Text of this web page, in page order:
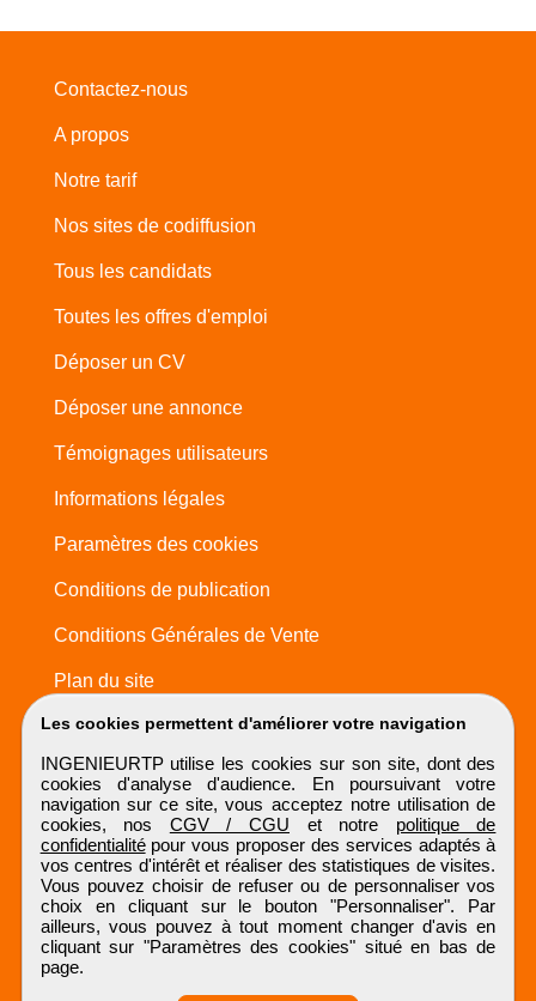
Les cookies permettent d'améliorer votre navigation
INGENIEURTP utilise les cookies sur son site, dont des
cookies d'analyse d'audience. En poursuivant votre
navigation sur ce site, vous acceptez notre utilisation de
cookies, nos CGV / CGU et notre politique de
confidentialitépour vous proposer des services adaptés à
vos centres d'intérêt et réaliser des statistiques de visites.
Vous pouvez choisir de refuser ou de personnaliser vos
choix en cliquant sur le bouton "Personnaliser". Par
ailleurs, vous pouvez à tout moment changer d'avis en
cliquant sur "Paramètres des cookies" situé en bas de
page.
Contactez-nous
A propos
Notre tarif
Nos sites de codiffusion
Tous les candidats
Toutes les offres d'emploi
Déposer un CV
Déposer une annonce
Témoignages utilisateurs
Informations légales
Paramètres des cookies
Conditions de publication
Conditions Générales de Vente
Plan du site